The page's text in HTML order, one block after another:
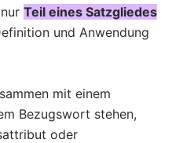
Teil eines Satzgliedes
und Anwendung
mit einem
Bezugswort stehen,
oder